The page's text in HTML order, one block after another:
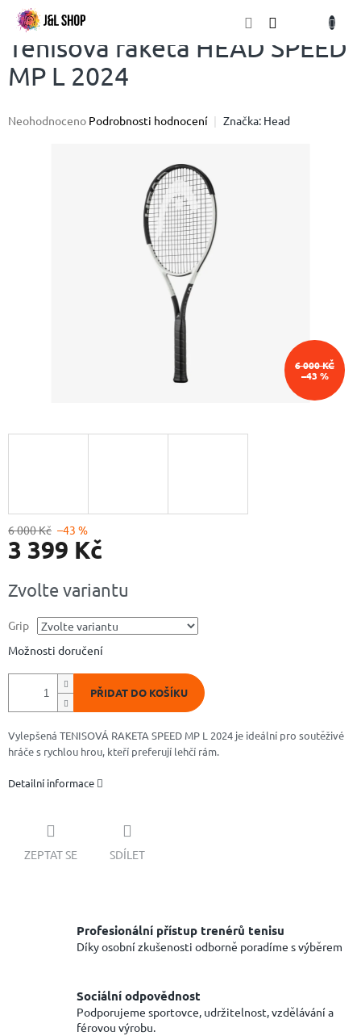
Přejít
obsahTenisová raketa HEAD SPEED
MP L 2024
Průměrné
Neohodnoceno Podrobnosti hodnocení Značka: Head
6 000 KČ
–43 %
6 000 Kč –43 %
3 399 Kč
cena:
Zvolte variantu
Grip
Možnosti doručení
PŘIDAT DO KOŠÍKU
Vylepšená TENISOVÁ RAKETA SPEED MP L 2024 je ideální pro soutěživé
hráče s rychlou hrou, kteří preferují lehčí rám.
Detailní informace
ZEPTAT SE SDÍLET
Profesionální přístup trenérů tenisu
Díky osobní zkušenosti odborně poradíme s výběrem
Sociální odpovědnost
Podporujeme sportovce, udržitelnost, vzdělávání a
férovou výrobu.